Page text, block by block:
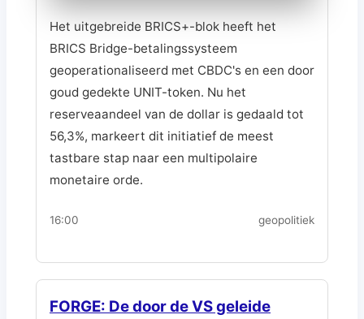
Het uitgebreide BRICS+-blok heeft het
BRICS Bridge-betalingssysteem
geoperationaliseerd met CBDC's en een door
goud gedekte UNIT-token. Nu het
reserveaandeel van de dollar is gedaald tot
56,3%, markeert dit initiatief de meest
tastbare stap naar een multipolaire
monetaire orde.
16:00 geopolitiek
FORGE: De door de VS geleide